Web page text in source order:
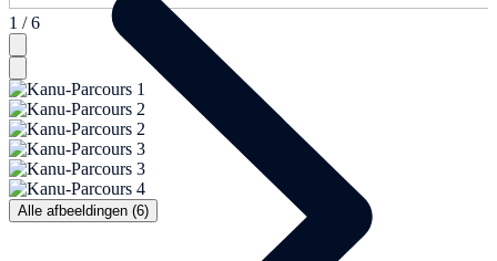
1 / 6
Alle afbeeldingen (6)